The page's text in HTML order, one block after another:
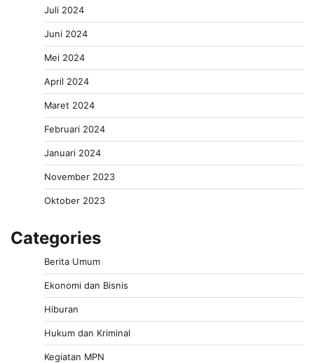
Juli 2024
Juni 2024
Mei 2024
April 2024
Maret 2024
Februari 2024
Januari 2024
November 2023
Oktober 2023
Categories
Berita Umum
Ekonomi dan Bisnis
Hiburan
Hukum dan Kriminal
Kegiatan MPN